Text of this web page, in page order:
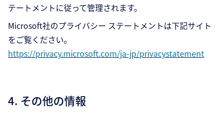
テートメントに従って管理されます。
Microsoft社のプライバシー ステートメントは下記サイト
をご覧ください。
https://privacy.microsoft.com/ja-jp/privacystatement
4. その他の情報